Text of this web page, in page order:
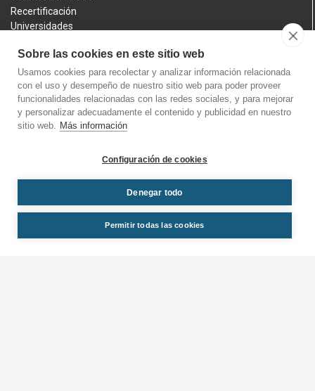
Recertificación
Universidades
Latinoamérica
Latinoamérica
Formación In Company
Política de cookies
Política de devoluciones
Sobre las cookies en este sitio web
Usamos cookies para recolectar y analizar información relacionada
con el uso y desempeño de nuestro sitio web para poder proveer
funcionalidades relacionadas con las redes sociales, y para mejorar
y personalizar adecuadamente el contenido y publicidad en nuestro
sitio web. Más información
Configuración de cookies
Denegar todo
Permitir todas las cookies